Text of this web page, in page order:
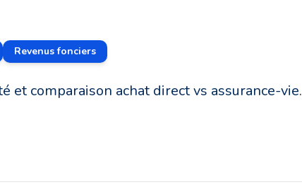
Revenus fonciers
et comparaison achat direct vs assurance-vie.